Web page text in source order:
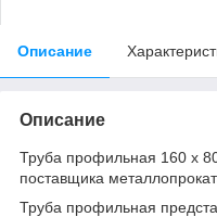
Описание
Описание
Труба профильная 160 х
поставщика
Труба профильная